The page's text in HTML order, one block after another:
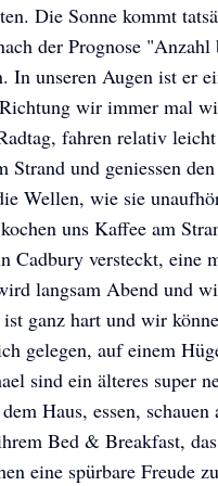
Die Sonne kommt
der Prognose
In unseren Augen ist er
wir immer mal
fahren relativ
Strand und geniessen
Wellen, wie sie
uns Kaffee am
Cadbury versteckt, eine
langsam Abend und
ist ganz hart und wir
gelegen, auf einem
sind ein älteres super
Haus, essen,
Bed & Breakfast,
eine spürbare Freude